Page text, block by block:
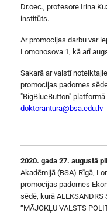
Dr.oec., profesore Irina
institūts.
Ar promocijas darbu var
Lomonosova 1, kā arī
Sakarā ar valstī
promocijas padomes
"BigBlueButton"
doktorantura@bsa.edu.lv
2020. gada 27. augustā
Akadēmijā (BSA) Rīgā,
promocijas padomes
sēdē, kurā
“MĀJOKĻU VALSTS